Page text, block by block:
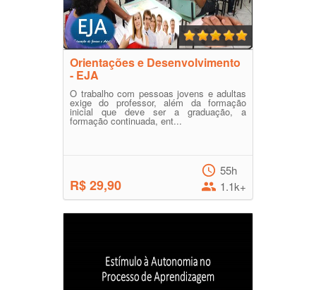
Orientações e Desenvolvimento
- EJA
O trabalho com pessoas jovens e adultas
exige do professor, além da formação
inicial que deve ser a graduação, a
formação continuada, ent...
R$ 29,90
55h
1.1k+